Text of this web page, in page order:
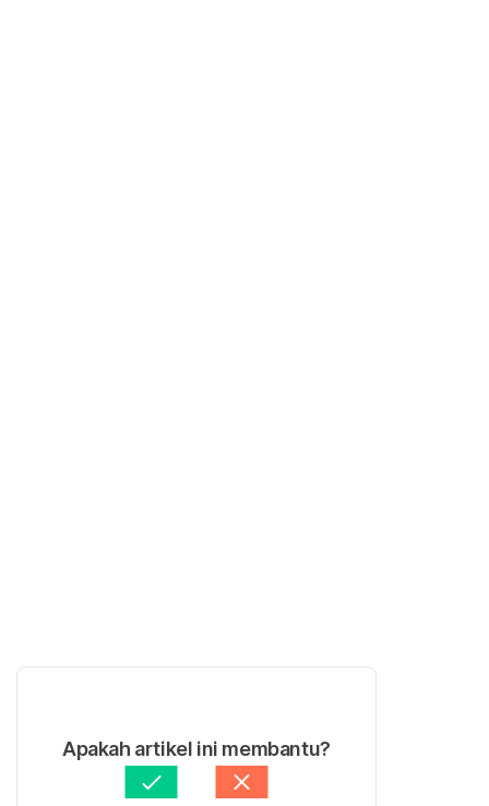
Apakah artikel ini membantu?